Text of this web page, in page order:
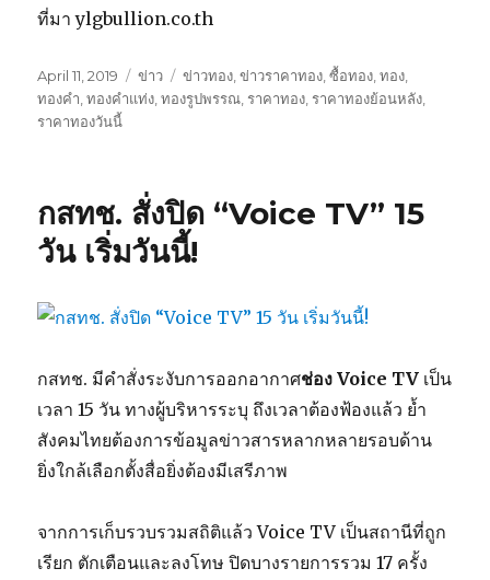
ที่มา ylgbullion.co.th
Posted
on
April 11, 2019 Categories
ข่าว Tags
ข่าวทอง ,ข่าวราคาทอง ,ซื้อทอง ,ทอง
ทองคำ ,ทองคำแท่ง ,ทองรูปพรรณ ,ราคาทอง ,ราคาทองย้อนหลัง
ราคาทองวันนี้
กสทช. สั่งปิด “Voice TV” 15
วัน เริ่มวันนี้!
กสทช. มีคำสั่งระงับการออกอากาศช่อง Voice TV เป็น
เวลา 15 วัน ทางผู้บริหารระบุ ถึงเวลาต้องฟ้องแล้ว ย้ำ
สังคมไทยต้องการข้อมูลข่าวสารหลากหลายรอบด้าน
ยิ่งใกล้เลือกตั้งสื่อยิ่งต้องมีเสรีภาพ
จากการเก็บรวบรวมสถิติแล้ว Voice TV เป็นสถานีที่ถูก
เรียก ตักเตือนและลงโทษ ปิดบางรายการรวม 17 ครั้ง